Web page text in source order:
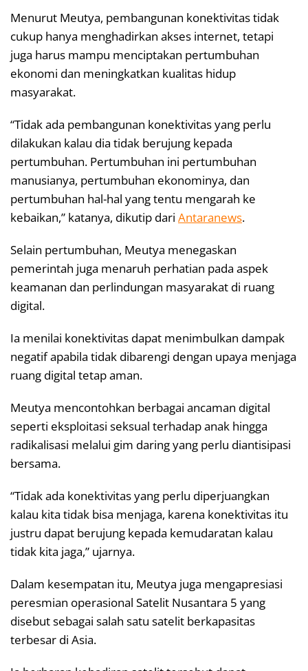
Menurut Meutya, pembangunan konektivitas tidak
cukup hanya menghadirkan akses internet, tetapi
juga harus mampu menciptakan pertumbuhan
ekonomi dan meningkatkan kualitas hidup
masyarakat.
“Tidak ada pembangunan konektivitas yang perlu
dilakukan kalau dia tidak berujung kepada
pertumbuhan. Pertumbuhan ini pertumbuhan
manusianya, pertumbuhan ekonominya, dan
pertumbuhan hal-hal yang tentu mengarah ke
kebaikan,” katanya, dikutip dari Antaranews.
Selain pertumbuhan, Meutya menegaskan
pemerintah juga menaruh perhatian pada aspek
keamanan dan perlindungan masyarakat di ruang
digital.
Ia menilai konektivitas dapat menimbulkan dampak
negatif apabila tidak dibarengi dengan upaya menjaga
ruang digital tetap aman.
Meutya mencontohkan berbagai ancaman digital
seperti eksploitasi seksual terhadap anak hingga
radikalisasi melalui gim daring yang perlu diantisipasi
bersama.
“Tidak ada konektivitas yang perlu diperjuangkan
kalau kita tidak bisa menjaga, karena konektivitas itu
justru dapat berujung kepada kemudaratan kalau
tidak kita jaga,” ujarnya.
Dalam kesempatan itu, Meutya juga mengapresiasi
peresmian operasional Satelit Nusantara 5 yang
disebut sebagai salah satu satelit berkapasitas
terbesar di Asia.